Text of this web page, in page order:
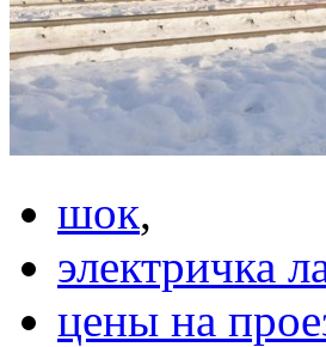
шок,
электричка
цены на